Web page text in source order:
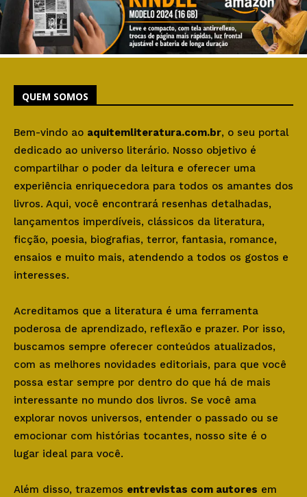
QUEM SOMOS
Bem-vindo ao aquitemliteratura.com.br, o seu portal
dedicado ao universo literário. Nosso objetivo é
compartilhar o poder da leitura e oferecer uma
experiência enriquecedora para todos os amantes dos
livros. Aqui, você encontrará resenhas detalhadas,
lançamentos imperdíveis, clássicos da literatura,
ficção, poesia, biografias, terror, fantasia, romance,
ensaios e muito mais, atendendo a todos os gostos e
interesses.
Acreditamos que a literatura é uma ferramenta
poderosa de aprendizado, reflexão e prazer. Por isso,
buscamos sempre oferecer conteúdos atualizados,
com as melhores novidades editoriais, para que você
possa estar sempre por dentro do que há de mais
interessante no mundo dos livros. Se você ama
explorar novos universos, entender o passado ou se
emocionar com histórias tocantes, nosso site é o
lugar ideal para você.
Além disso, trazemos entrevistas com autores em